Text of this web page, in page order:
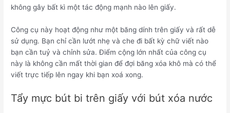
không gây bất kì một tác động mạnh nào lên giấy.
Công cụ này hoạt động như một băng dính trên giấy và rất dễ
sử dụng. Bạn chỉ cần lướt nhẹ và che đi bất kỳ chữ viết nào
bạn cần tuỷ và chỉnh sửa. Điểm cộng lớn nhất của công cụ
này là không cần mất thời gian để đợi băng xóa khô mà có thể
viết trực tiếp lên ngay khi bạn xoá xong.
Tẩy mực bút bi trên giấy với bút xóa nước